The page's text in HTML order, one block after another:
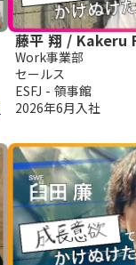
藤平 翔 / Kakeru
Work事業部
セールス
ESFJ - 領事館
2026年6月入社